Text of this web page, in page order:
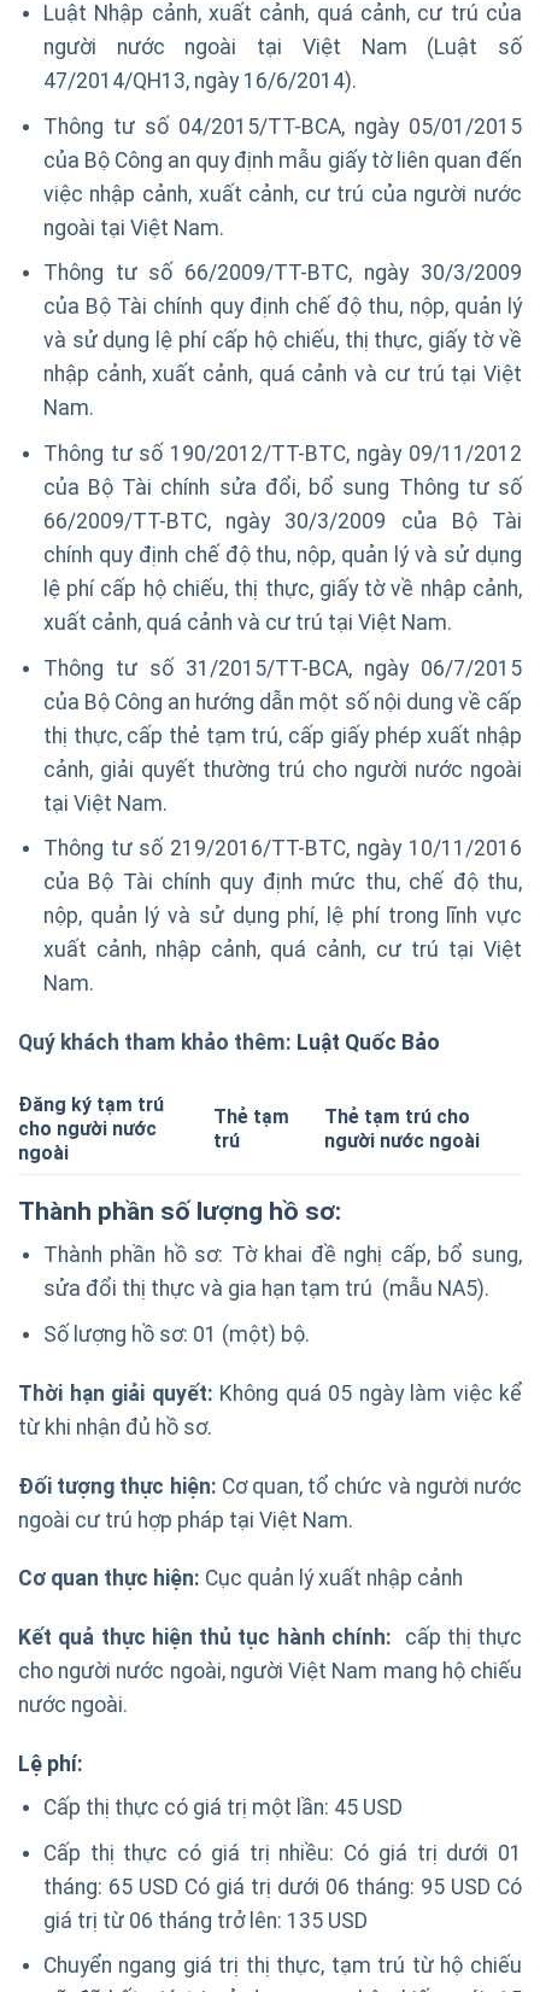
Luật Nhập cảnh, xuất cảnh, quá cảnh, cư trú của
người nước ngoài tại Việt Nam (Luật số
47/2014/QH13, ngày 16/6/2014).
Thông tư số 04/2015/TT-BCA, ngày 05/01/2015
của Bộ Công an quy định mẫu giấy tờ liên quan đến
việc nhập cảnh, xuất cảnh, cư trú của người nước
ngoài tại Việt Nam.
Thông tư số 66/2009/TT-BTC, ngày 30/3/2009
của Bộ Tài chính quy định chế độ thu, nộp, quản lý
và sử dụng lệ phí cấp hộ chiếu, thị thực, giấy tờ về
nhập cảnh, xuất cảnh, quá cảnh và cư trú tại Việt
Nam.
Thông tư số 190/2012/TT-BTC, ngày 09/11/2012
của Bộ Tài chính sửa đổi, bổ sung Thông tư số
66/2009/TT-BTC, ngày 30/3/2009 của Bộ Tài
chính quy định chế độ thu, nộp, quản lý và sử dụng
lệ phí cấp hộ chiếu, thị thực, giấy tờ về nhập cảnh,
xuất cảnh, quá cảnh và cư trú tại Việt Nam.
Thông tư số 31/2015/TT-BCA, ngày 06/7/2015
của Bộ Công an hướng dẫn một số nội dung về cấp
thị thực, cấp thẻ tạm trú, cấp giấy phép xuất nhập
cảnh, giải quyết thường trú cho người nước ngoài
tại Việt Nam.
Thông tư số 219/2016/TT-BTC, ngày 10/11/2016
của Bộ Tài chính quy định mức thu, chế độ thu,
nộp, quản lý và sử dụng phí, lệ phí trong lĩnh vực
xuất cảnh, nhập cảnh, quá cảnh, cư trú tại Việt
Nam.
Quý khách tham khảo thêm: Luật Quốc Bảo
Đăng ký tạm trú
cho người nước
ngoài
Thẻ tạm
trú
Thẻ tạm trú cho
người nước ngoài
Thành phần sốlượng hồ sơ:
Thành phần hồ sơ: Tờ khai đề nghị cấp, bổ sung,
sửa đổi thị thực và gia hạn tạm trú (mẫu NA5).
Số lượng hồ sơ: 01 (một) bộ.
Thời hạn giải quyết: Không quá 05 ngày làm việc kể
từ khi nhận đủ hồ sơ.
Đối tượng thực hiện: Cơ quan, tổ chức và người nước
ngoài cư trú hợp pháp tại Việt Nam.
Cơ quan thực hiện: Cục quản lý xuất nhập cảnh
Kết quả thực hiện thủ tục hành chính:
cấp thị thực
cho người nước ngoài, người Việt Nam mang hộ chiếu
nước ngoài.
Lệ phí:
Cấp thị thực có giá trị một lần: 45 USD
Cấp thị thực có giá trị nhiều: Có giá trị dưới 01
tháng: 65 USD Có giá trị dưới 06 tháng: 95 USD Có
giá trị từ 06 tháng trở lên: 135 USD
Chuyển ngang giá trị thị thực, tạm trú từ hộ chiếu